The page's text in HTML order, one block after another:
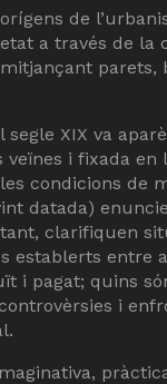
de
a través de la
segle XIX va
i fixada
condicions de
datada)
clarifiquen
establerts entre
i pagat; quins
i